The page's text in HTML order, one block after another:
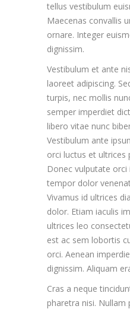
tellus vestibulum
Maecenas convallis
ornare. Integer
dignissim.
Vestibulum et ante
laoreet adipiscing.
turpis, nec mollis
semper imperdiet
libero vitae nunc
Vestibulum ante
orci luctus et ultrices
Donec vulputate
tempor dolor
Vivamus id ultrices
dolor. Etiam iaculis
ultrices leo
est ac sem lobortis
orci. Aenean
dignissim. Aliquam
Cras a neque
pharetra nisi. Nullam